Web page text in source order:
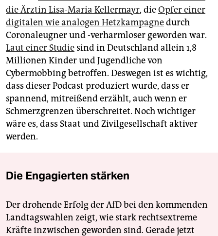
die Ärztin Lisa-­Maria Kellermayr, dieOpfer einer
digitalen wie analogen Hetzkampagnedurch
Coronaleugner und -verharmloser geworden war.
Laut einer Studie sind in Deutschland allein 1,8
Millionen Kinder und Jugendliche von
Cybermobbing betroffen. Deswegen ist es wichtig,
dass dieser Pod­cast produziert wurde, dass er
spannend, mitreißend erzählt, auch wenn er
Schmerzgrenzen überschreitet. Noch wichtiger
wäre es, dass Staat und Zivilgesellschaft aktiver
werden.
Die Engagierten stärken
Der drohende Erfolg der AfD bei den kommenden
Landtagswahlen zeigt, wie stark rechtsextreme
Kräfte inzwischen geworden sind. Gerade jetzt